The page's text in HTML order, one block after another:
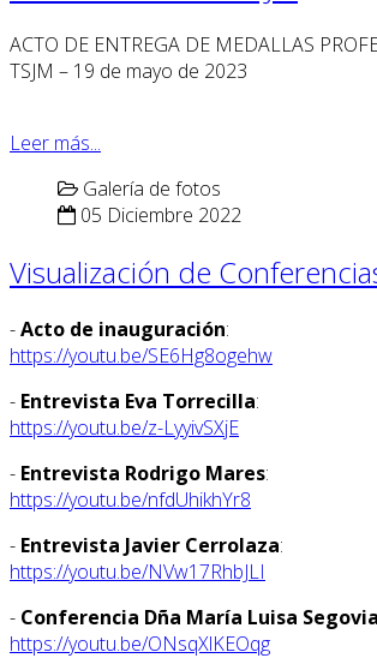
ACTO DE ENTREGA DE MEDALLAS
TSJM – 19 de mayo de 2023
Leer más...
Galería de fotos
05 Diciembre 2022
Visualización de
-Acto de inauguración:
https://youtu.be/SE6Hg8ogehw
- Entrevista Eva Torrecilla:
https://youtu.be/z-LyyivSXjE
- Entrevista Rodrigo Mares:
https://youtu.be/nfdUhikhYr8
- Entrevista Javier Cerrolaza:
https://youtu.be/NVw17RhbJLI
- Conferencia Dña María Luisa
https://youtu.be/ONsqXlKEOqg